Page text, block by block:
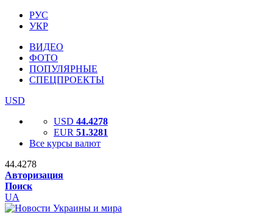
РУС
УКР
ВИДЕО
ФОТО
ПОПУЛЯРНЫЕ
СПЕЦПРОЕКТЫ
USD
USD 44.4278
EUR 51.3281
Все курсы валют
44.4278
Авторизация
Поиск
UA